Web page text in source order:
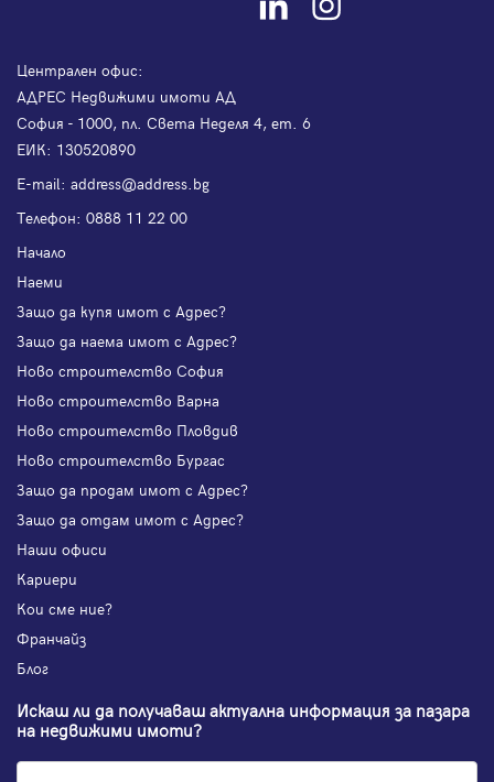
Централен офис:
АДРЕС Недвижими имоти АД
София - 1000, пл. Света Неделя 4, ет. 6
ЕИК: 130520890
Е-mail: address@address.bg
Телефон: 0888 11 22 00
Начало
Наеми
Защо да купя имот с Адрес?
Защо да наема имот с Адрес?
Ново строителство София
Ново строителство Варна
Ново строителство Пловдив
Ново строителство Бургас
Защо да продам имот с Адрес?
Защо да отдам имот с Адрес?
Наши офиси
Кариери
Кои сме ние?
Франчайз
Блог
Искаш ли да получаваш актуална информация за пазара
на недвижими имоти?